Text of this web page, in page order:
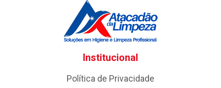
Institucional
Política de Privacidade